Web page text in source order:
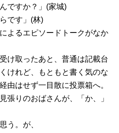
ですか？」(家城)
です」(林)
よるエピソードトークがなか
け取ったあと、普通は記載台
けれど、もともと書く気のな
由はせず一目散に投票箱へ。
張りのおばさんが、「か、」
う。が、